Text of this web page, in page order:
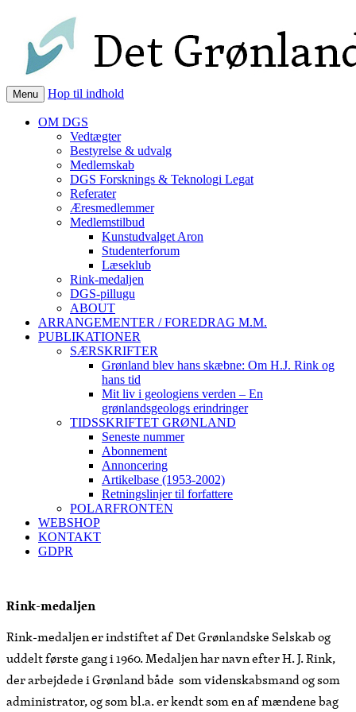
Det Grønlandske Selskab
grønland
Menu Hop til indhold
OM DGS
Vedtægter
Bestyrelse & udvalg
Medlemskab
DGS Forsknings & Teknologi Legat
Referater
Æresmedlemmer
Medlemstilbud
Kunstudvalget Aron
Studenterforum
Læseklub
Rink-medaljen
DGS-pillugu
ABOUT
ARRANGEMENTER / FOREDRAG M.M.
PUBLIKATIONER
SÆRSKRIFTER
Grønland blev hans skæbne: Om H.J. Rink og
hans tid
Mit liv i geologiens verden – En
grønlandsgeologs erindringer
TIDSSKRIFTET GRØNLAND
Seneste nummer
Abonnement
Annoncering
Artikelbase (1953-2002)
Retningslinjer til forfattere
POLARFRONTEN
WEBSHOP
KONTAKT
GDPR
Rink-medaljen
Rink-medaljen er indstiftet af Det Grønlandske Selskab og
uddelt første gang i 1960. Medaljen har navn efter H. J. Rink,
der arbejdede i Grønland både som videnskabsmand og som
administrator, og som bl.a. er kendt som en af mændene bag